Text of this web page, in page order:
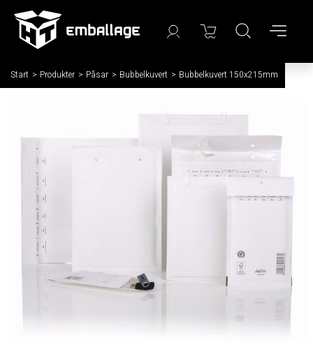
Start / Produkter / Påsar / Bubbelkuvert / Bubbelkuvert 150x215mm